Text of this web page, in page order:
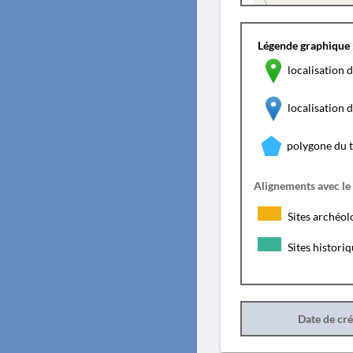
Légende graphique
localisation
localisation
polygone du
Alignements avec
Sites
Sites
Date de